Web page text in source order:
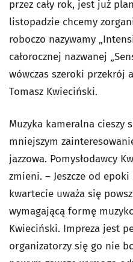
przez cały rok, jest już
listopadzie chcemy
roboczo nazywamy
całorocznej nazwanej
wówczas szeroki przekrój
Tomasz Kwieciński.
Muzyka kameralna cieszy
mniejszym
jazzowa. Pomysłodawcy
zmieni. – Jeszcze od
kwartecie uważa się
wymagającą formę
Kwieciński. Impreza jest
organizatorzy się go nie